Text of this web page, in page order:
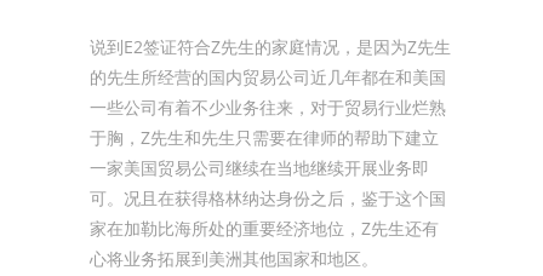
说到E2签证符合Z先生的家庭情况，是因为Z先生
的先生所经营的国内贸易公司近几年都在和美国
一些公司有着不少业务往来，对于贸易行业烂熟
于胸，Z先生和先生只需要在律师的帮助下建立
一家美国贸易公司继续在当地继续开展业务即
可。况且在获得格林纳达身份之后，鉴于这个国
家在加勒比海所处的重要经济地位，Z先生还有
心将业务拓展到美洲其他国家和地区。